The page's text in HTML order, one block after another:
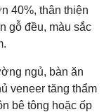
40%, thân thiện
gỗ đều, màu sắc
ngủ, bàn ăn
veneer tăng thẩm
bê tông hoặc ốp